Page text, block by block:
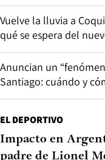
Vuelve la lluvia a
qué se espera del
Anuncian un
Santiago: cuándo y
EL DEPORTIVO
Impacto en
padre de Lionel